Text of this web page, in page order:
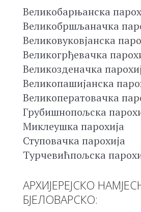
Великобарњанска
Великобршљаначка
Великовуковјанска
Великогрђевачка
Великозденачка
Великопашијанска
Великоператовачка
Грубишнопољска
Миклеушка парохија
Ступовачка парохија
Турчевићпољска
АРХИЈЕРЕЈСКО
БЈЕЛОВАРСКО: